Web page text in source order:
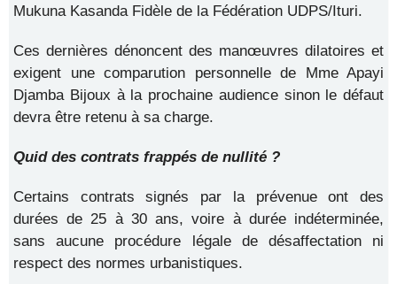
Mukuna Kasanda Fidèle de la Fédération UDPS/Ituri.
Ces dernières dénoncent des manœuvres dilatoires et
exigent une comparution personnelle de Mme Apayi
Djamba Bijoux à la prochaine audience sinon le défaut
devra être retenu à sa charge.
Quid des contrats frappés de nullité ?
Certains contrats signés par la prévenue ont des
durées de 25 à 30 ans, voire à durée indéterminée,
sans aucune procédure légale de désaffectation ni
respect des normes urbanistiques.